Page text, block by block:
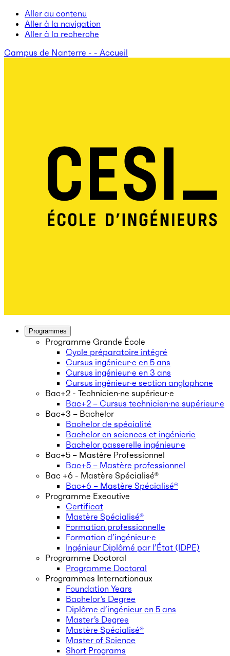
Aller au contenu
Aller à la navigation
Aller à la recherche
Campus de Nanterre - - Accueil
Programmes
Programme Grande École
Cycle préparatoire intégré
Cursus ingénieur·e en 5 ans
Cursus ingénieur·e en 3 ans
Cursus ingénieur·e section anglophone
Bac+2 - Technicien·ne supérieur·e
Bac+2 – Cursus technicien·ne supérieur·e
Bac+3 – Bachelor
Bachelor de spécialité
Bachelor en sciences et ingénierie
Bachelor passerelle ingénieur·e
Bac+5 – Mastère Professionnel
Bac+5 – Mastère professionnel
Bac +6 - Mastère Spécialisé®
Bac+6 – Mastère Spécialisé®
Programme Executive
Certificat
Mastère Spécialisé®
Formation professionnelle
Formation d’ingénieur·e
Ingénieur Diplômé par l’État (IDPE)
Programme Doctoral
Programme Doctoral
Programmes Internationaux
Foundation Years
Bachelor’s Degree
Diplôme d’ingénieur en 5 ans
Master’s Degree
Mastère Spécialisé®
Master of Science
Short Programs